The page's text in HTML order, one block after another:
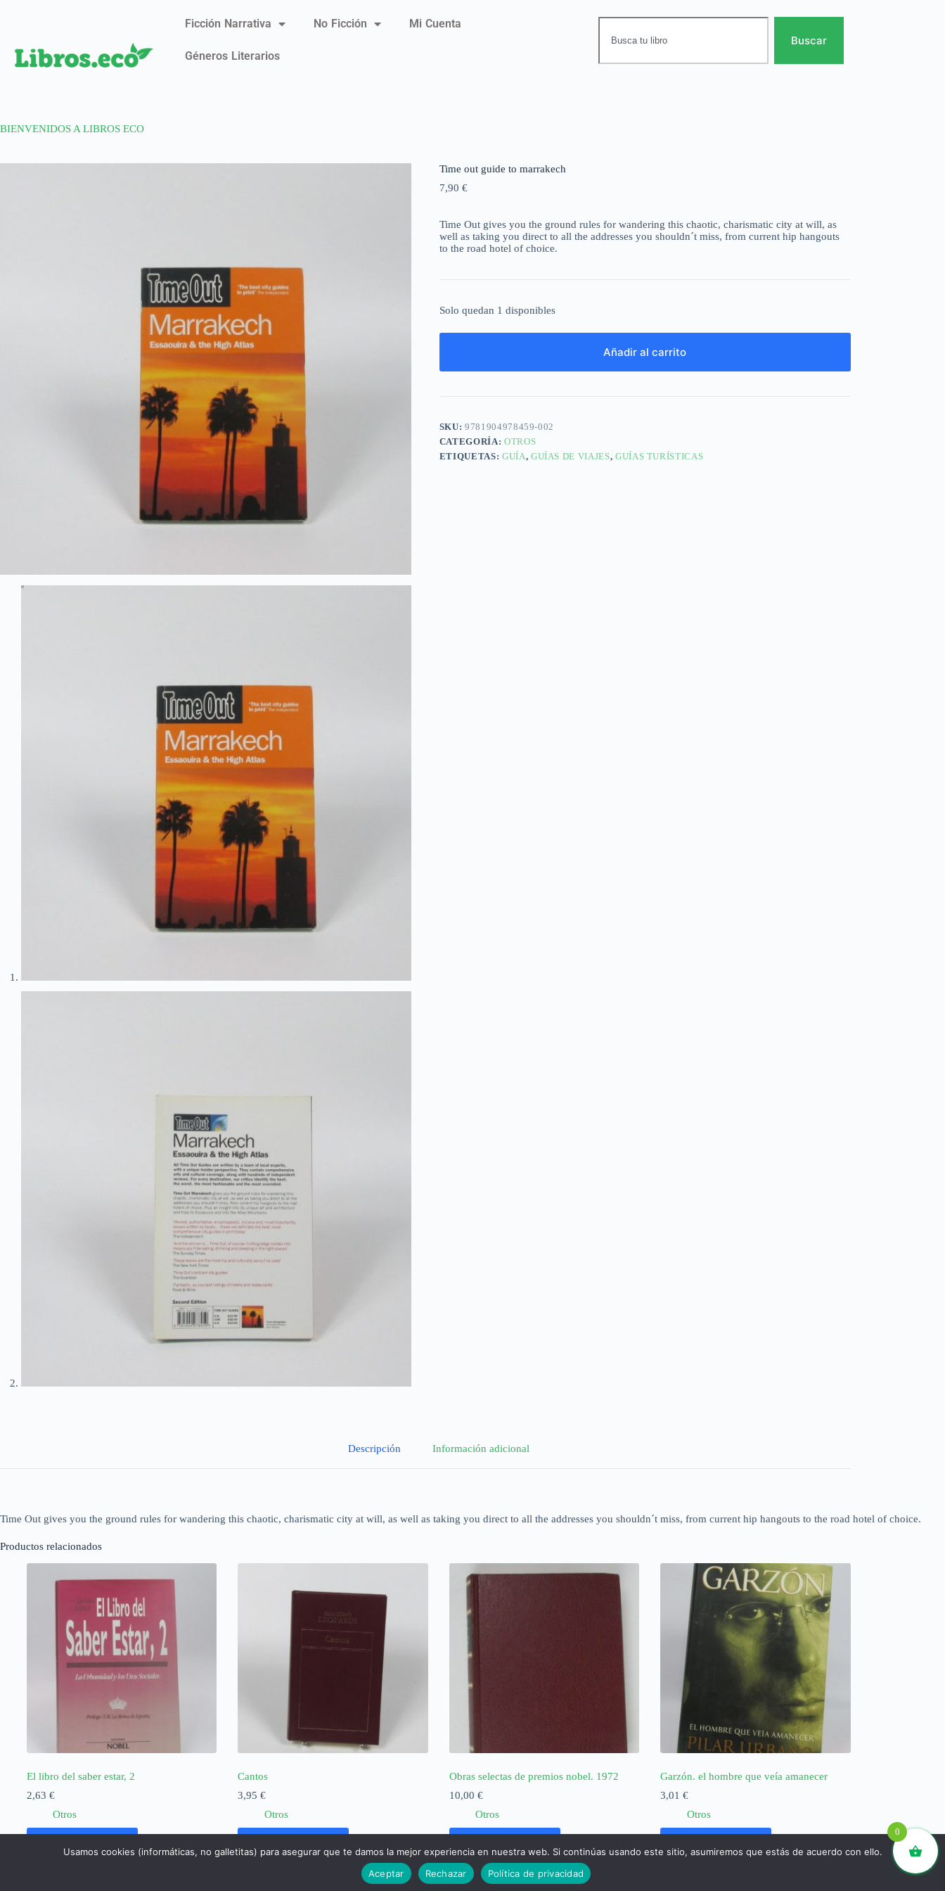
Ficción Narrativa No Ficción Mi Cuenta
Géneros Literarios
Buscar
BIENVENIDOS A LIBROS ECO
Time out guide to marrakech
7,90 €
Time Out gives you the ground rules for wandering this chaotic, charismatic city at will, as
well as taking you direct to all the addresses you shouldn´t miss, from current hip hangouts
to the road hotel of choice.
Solo quedan 1 disponibles
Añadir al carrito
SKU:9781904978459-002
CATEGORÍA: OTROS
ETIQUETAS: GUÍA, GUÍAS DE VIAJES, GUÍAS TURÍSTICAS
Descripción Información adicional
Time Out gives you the ground rules for wandering this chaotic, charismatic city at will, as well as taking you direct to all the addresses you shouldn´t miss, from current hip hangouts to the road hotel of choice.
Productos relacionados
El libro del saber estar, 2
2,63 €
Otros
Cantos
3,95€
Otros
Obras selectas de premios nobel. 1972
10,00 €
Otros
Garzón. el hombre que veía amanecer
3,01€
Otros
0
Usamos cookies (informáticas, no galletitas) para asegurar que te damos la mejor experiencia en nuestra web. Si continúas usando este sitio, asumiremos que estás de acuerdo con ello.
Aceptar
Rechazar Política de privacidad